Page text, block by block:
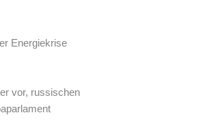
Energiekrise
vor, russischen